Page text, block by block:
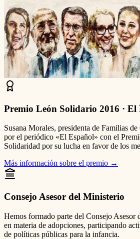
Premio León Solidario 2016 · El
Susana Morales, presidenta de Familias
por el periódico «El Español» con el
Solidaridad por su lucha en favor de los
Más información sobre el premio →
Consejo Asesor del Ministerio
Hemos formado parte del Consejo Asesor
en materia de adopciones, participando
de políticas públicas para la infancia.